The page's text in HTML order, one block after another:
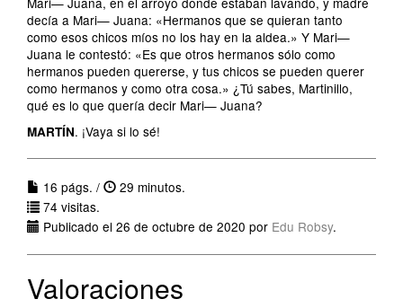
decía a Mari— Juana: «Hermanos que se quieran tanto
como esos chicos míos no los hay en la aldea.» Y Mari—
Juana le contestó: «Es que otros hermanos sólo como
hermanos pueden quererse, y tus chicos se pueden querer
como hermanos y como otra cosa.» ¿Tú sabes, Martinillo,
qué es lo que quería decir Mari— Juana?
MARTÍN. ¡Vaya si lo sé!
16 págs. /
29 minutos.
74 visitas.
Publicado el 26 de octubre de 2020 por Edu Robsy.
Valoraciones